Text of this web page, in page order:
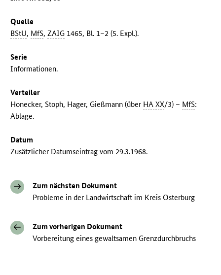
Quelle
BStU, MfS,ZAIG 1465, Bl. 1–2 (5. Expl.).
Serie
Informationen.
Verteiler
Honecker, Stoph, Hager, Gießmann (über HA XX/3) – MfS:
Ablage.
Datum
Zusätzlicher Datumseintrag vom 29.3.1968.
Zum nächsten Dokument
Probleme in der Landwirtschaft im Kreis Osterburg
Zum vorherigen Dokument
Vorbereitung eines gewaltsamen Grenzdurchbruchs